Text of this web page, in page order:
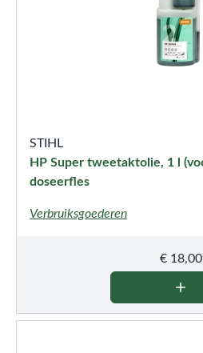
STIHL
HP Super tweetaktolie, 1 l
doseerfles
Verbruiksgoederen
€18,00